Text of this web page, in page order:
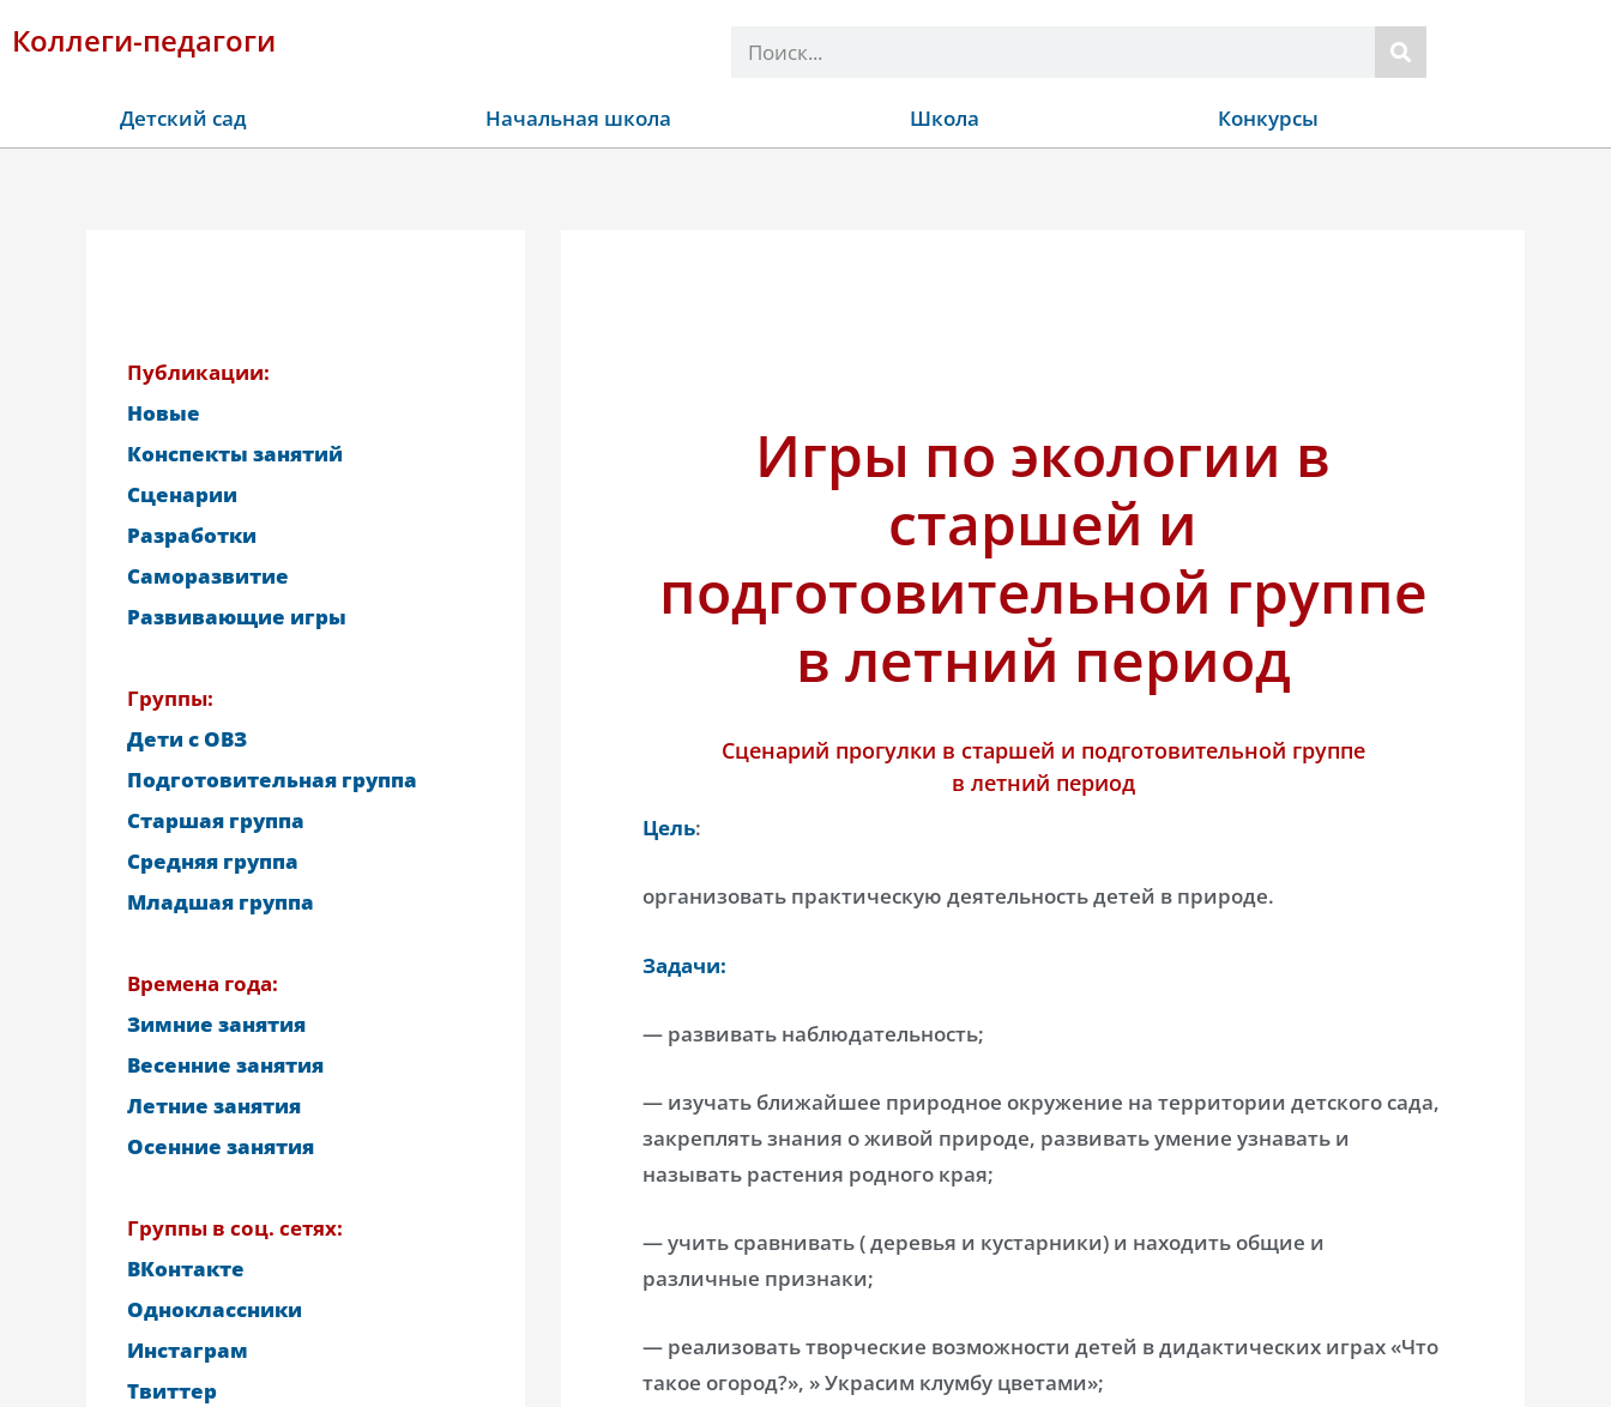
Коллеги-педагоги Поиск
Детский сад Начальная школа Школа Конкурсы
Публикации:
Новые
Конспекты занятий
Сценарии
Разработки
Саморазвитие
Развивающие игры
Группы:
Дети с ОВЗ
Подготовительная группа
Старшая группа
Средняя группа
Младшая группа
Времена года:
Зимние занятия
Весенние занятия
Летние занятия
Осенние занятия
Группы в соц. сетях:
ВКонтакте
Одноклассники
Инстаграм
Твиттер
Игры по экологии в
старшей и
подготовительной группе
в летний период
Сценарий прогулки в старшей и подготовительной группе
в летний период
Цель:
организовать практическую деятельность детей в природе.
Задачи:
— развивать наблюдательность;
— изучать ближайшее природное окружение на территории детского сада,
закреплять знания о живой природе, развивать умение узнавать и
называть растения родного края;
— учить сравнивать ( деревья и кустарники) и находить общие и
различные признаки;
— реализовать творческие возможности детей в дидактических играх «Что
такое огород?», » Украсим клумбу цветами»;